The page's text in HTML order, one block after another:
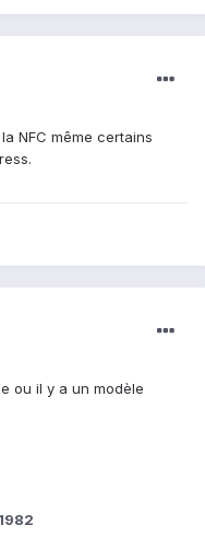
NFC même certains
ou il y a un modèle